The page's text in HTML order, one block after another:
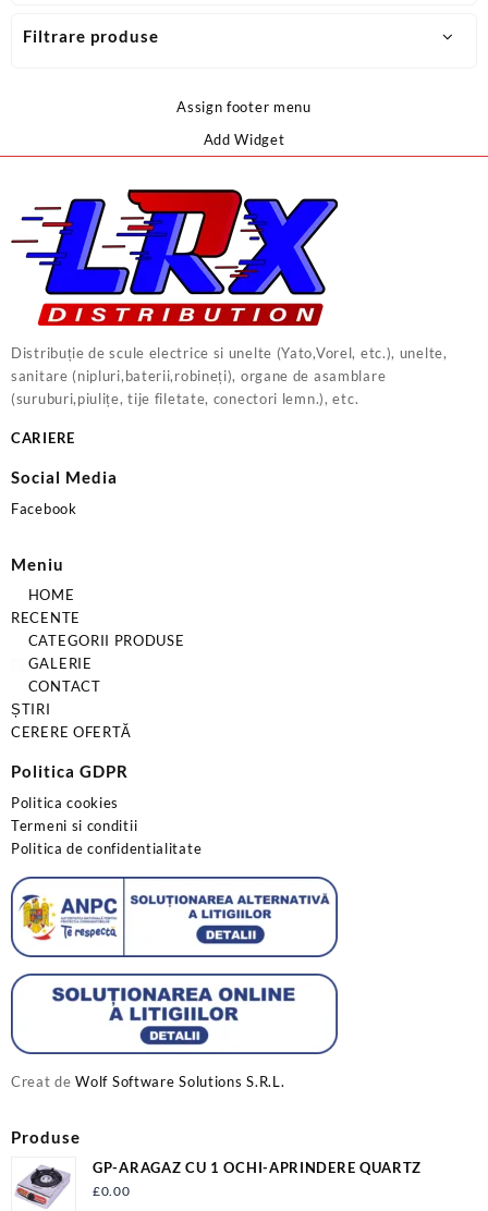
Filtrare produse
Assign footer menu
Add Widget
Distribuție de scule electrice si unelte (Yato,Vorel, etc.), unelte,
sanitare (nipluri,baterii,robineți), organe de asamblare
(suruburi,piulițe, tije filetate, conectori lemn.), etc.
CARIERE
Social Media
Facebook
Meniu
HOME
RECENTE
CATEGORII PRODUSE
GALERIE
CONTACT
ȘTIRI
CERERE OFERTĂ
Politica GDPR
Politica cookies
Termeni si conditii
Politica de confidentialitate
Creat deWolf Software Solutions S.R.L.
Produse
GP-ARAGAZ CU 1 OCHI-APRINDERE QUARTZ
£0.00